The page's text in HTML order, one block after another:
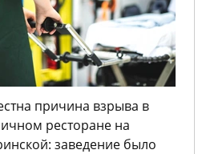
причина взрыва в
ресторане на
заведение было